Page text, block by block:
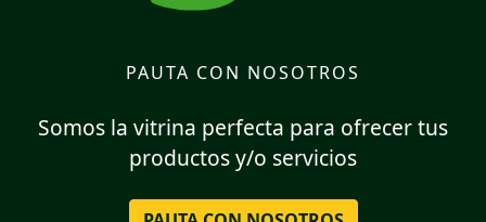
PAUTA CON NOSOTROS
Somos la vitrina perfecta para ofrecer tus
productos y/o servicios